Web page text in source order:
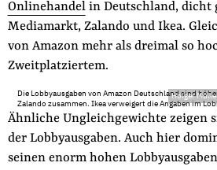
Onlinehandelin Deutschland, dicht
Mediamarkt, Zalando und Ikea.
von Amazon mehr als dreimal so
Zweitplatziertem.
Holger
Die Lobbyausgaben von Amazon Deutschland sind
Zalando zusammen. Ikea verweigert die Angaben im
Ähnliche Ungleichgewichte zeigen
der Lobbyausgaben. Auch hier
seinen enorm hohen